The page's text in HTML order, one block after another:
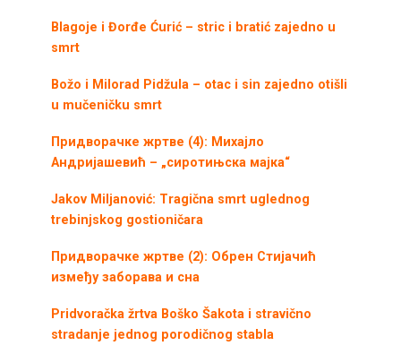
Blagoje i Đorđe Ćurić – stric i bratić zajedno u
smrt
Božo i Milorad Pidžula – otac i sin zajedno otišli
u mučeničku smrt
Придворачке жртве (4): Михајло
Андријашевић – „сиротињска мајка“
Jakov Miljanović: Tragična smrt uglednog
trebinjskog gostioničara
Придворачке жртве (2): Обрен Стијачић
између заборава и сна
Pridvoračka žrtva Boško Šakota i stravično
stradanje jednog porodičnog stabla